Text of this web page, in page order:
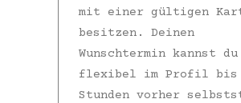
mit einer gültigen
besitzen. Deinen
Wunschtermin kannst du
flexibel im Profil bis
Stunden vorher